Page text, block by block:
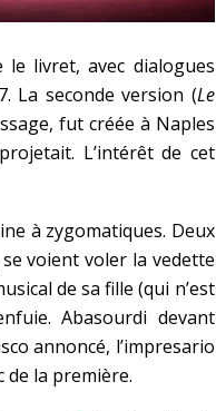
livret, avec dialogues
La seconde version (Le
fut créée à Naples
L’intérêt de cet
à zygomatiques. Deux
voient voler la vedette
de sa fille (qui n’est
Abasourdi devant
annoncé, l’impresario
la première.